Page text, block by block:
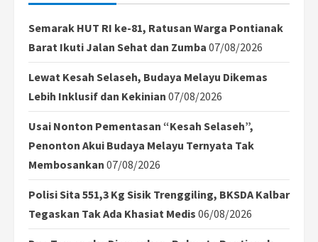
Semarak HUT RI ke-81, Ratusan Warga Pontianak
Barat Ikuti Jalan Sehat dan Zumba 07/08/2026
Lewat Kesah Selaseh, Budaya Melayu Dikemas
Lebih Inklusif dan Kekinian 07/08/2026
Usai Nonton Pementasan “Kesah Selaseh”,
Penonton Akui Budaya Melayu Ternyata Tak
Membosankan 07/08/2026
Polisi Sita 551,3 Kg Sisik Trenggiling, BKSDA Kalbar
Tegaskan Tak Ada Khasiat Medis 06/08/2026